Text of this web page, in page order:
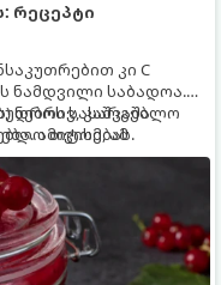
რეცეპტი
კი C
ნამდვილი საბადოა.
დროს სასარგებლო
ამიტომ, ამ
გზა
გარეშე.
კაშკაშა
თვისებას.